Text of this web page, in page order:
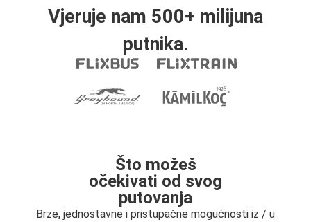
Vjeruje nam 500+ milijuna
putnika.
Što možeš
očekivati od svog
putovanja
Brze, jednostavne i pristupačne mogućnosti iz / u